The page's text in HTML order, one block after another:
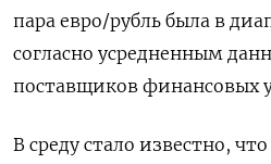
пара евро/рубль была в
согласно усредненным
поставщиков финансовых
В среду стало известно,